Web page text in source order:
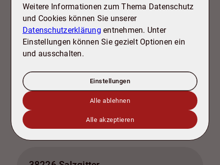
NEU
Zimmer 3
Weitere Informationen zum Thema Datenschutz
und Cookies können Sie unserer
Datenschutzerklärung entnehmen. Unter
Einstellungen können Sie gezielt Optionen ein
und ausschalten.
Einstellungen
Alle ablehnen
Alle akzeptieren